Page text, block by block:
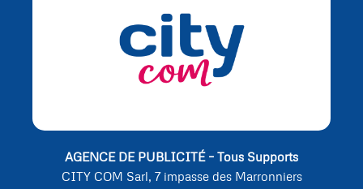
AGENCE DE PUBLICITÉ – Tous Supports
CITY COM Sarl, 7 impasse des Marronniers